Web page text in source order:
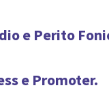
e Perito
e Promoter.